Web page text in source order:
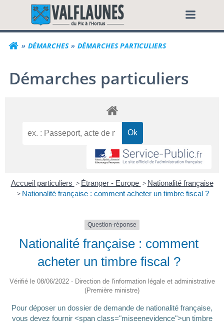
contenuCommune de
DÉMARCHES DÉMARCHES PARTICULIERS
Démarches particuliers
Accueil particuliers > Étranger - Europe > Nationalité française
> Nationalité française : comment acheter un timbre fiscal ?
Question-réponse
Nationalité française : comment
acheter un timbre fiscal ?
Vérifié le 08/06/2022 - Direction de l'information légale et administrative
(Première ministre)
Pour déposer un dossier de demande de nationalité française,
vous devez fournir <span class="miseenevidence">un timbre